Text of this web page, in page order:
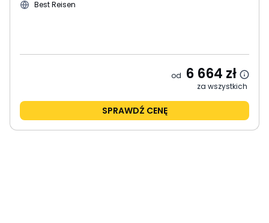
Best Reisen
od 6 664 zł
za wszystkich
SPRAWDŹ CENĘ